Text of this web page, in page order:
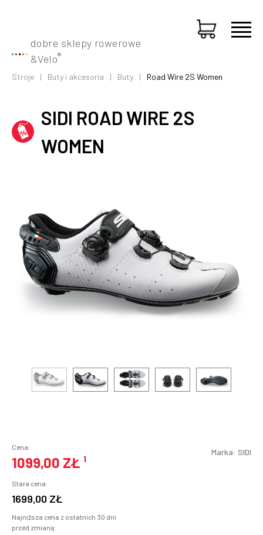
dobre sklepy rowerowe
&Velo®
Stroje Buty i akcesoria Buty Road Wire 2S Women
SIDI ROAD WIRE 2S
WOMEN
Cena:
1099,00 ZŁ ¹
Stara cena:
1699,00 ZŁ
Najniższa cena z ostatnich 30 dni
przed zmianą:
Marka: SIDI